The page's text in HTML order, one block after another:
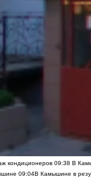
кондиционеров 09:38 В
09:04В Камышине в